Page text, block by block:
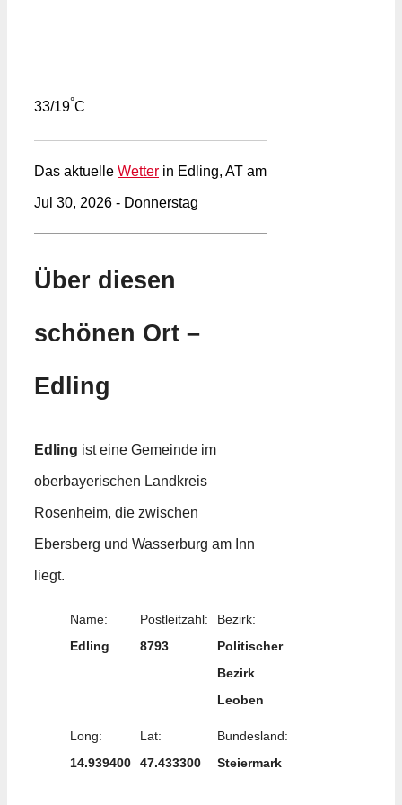
33/19°C
Das aktuelle Wetter in Edling, AT am
Jul 30, 2026 - Donnerstag
Über diesen
schönen Ort –
Edling
Edling ist eine Gemeinde im
oberbayerischen Landkreis
Rosenheim, die zwischen
Ebersberg und Wasserburg am Inn
liegt.
Name:
Edling
Postleitzahl:
8793
Bezirk:
Politischer
Bezirk
Leoben
Long:
14.939400
Lat:
47.433300
Bundesland:
Steiermark